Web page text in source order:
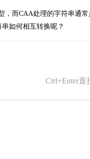
而CAA处理的字符串通常
如何相互转换呢？
Ctrl+Enter直